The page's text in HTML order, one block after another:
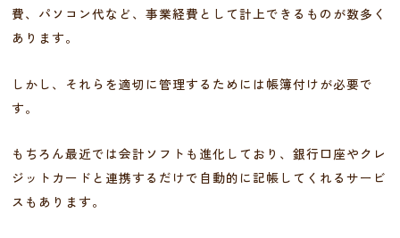
費、パソコン代など、事業経費として計上できるものが数多く
あります。
しかし、それらを適切に管理するためには帳簿付けが必要で
す。
もちろん最近では会計ソフトも進化しており、銀行口座やクレ
ジットカードと連携するだけで自動的に記帳してくれるサービ
スもあります。